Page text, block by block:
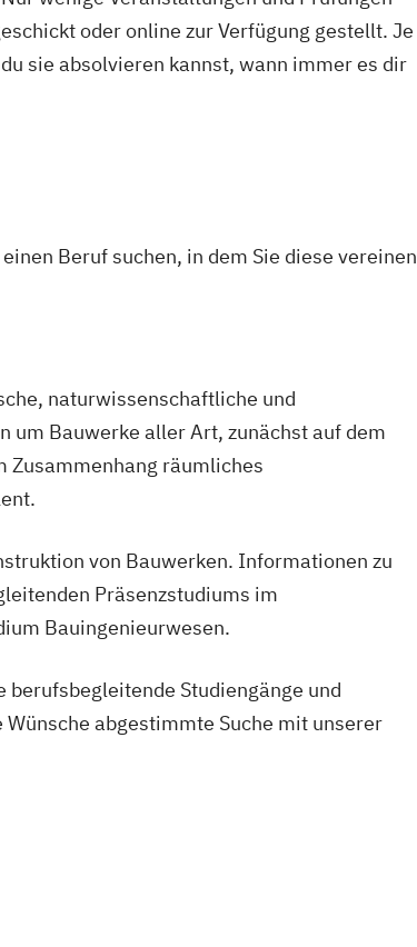
oder online zur Verfügung gestellt. Je
sie absolvieren kannst, wann immer es dir
Beruf suchen, in dem Sie diese vereinen
naturwissenschaftliche und
Bauwerke aller Art, zunächst auf dem
Zusammenhang räumliches
von Bauwerken. Informationen zu
Präsenzstudiums im
Bauingenieurwesen.
berufsbegleitende Studiengänge und
abgestimmte Suche mit unserer